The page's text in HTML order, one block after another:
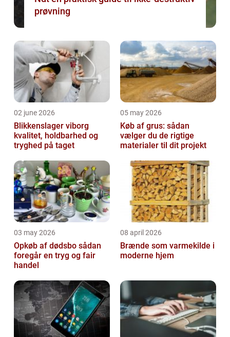
prøvning
02 june 2026
Blikkenslager viborg
kvalitet, holdbarhed og
tryghed på taget
05 may 2026
Køb af grus: sådan
vælger du de rigtige
materialer til dit projekt
03 may 2026
Opkøb af dødsbo sådan
foregår en tryg og fair
handel
08 april 2026
Brænde som varmekilde i
moderne hjem